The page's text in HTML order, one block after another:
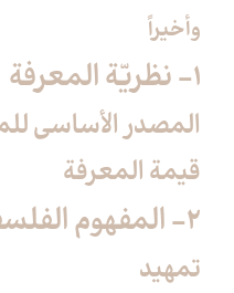
وأخيراً
1- نظريّة المعرفة
المصدر الأساسي
قيمة المعرفة
2- المفهوم الفلسفي للعالم
تمهيد